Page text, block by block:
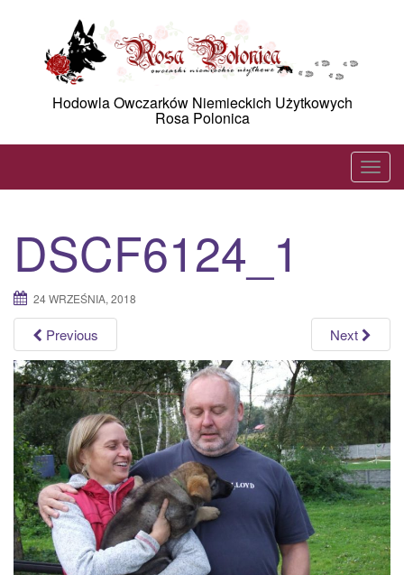
Hodowla Owczarków Niemieckich Użytkowych
Rosa Polonica
T
o
v
i
g
a
t
i
o
n
DSCF6124_1
24 WRZEŚNIA, 2018
Previous Next